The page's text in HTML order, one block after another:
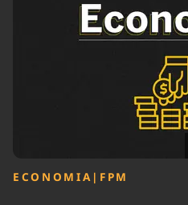
Economia
Educação
Infraestrutura
Internacional
ECONOMIA | FPM